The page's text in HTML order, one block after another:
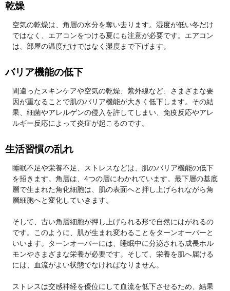
乾燥
空気の乾燥は、角層の水分を奪い去ります。湿度が低い冬だけ
ではなく、エアコンをつける夏にも注意が必要です。エアコン
は、部屋の温度だけではなく湿度まで下げます。
バリア機能の低下
間違ったスキンケアや空気の乾燥、紫外線など、さまざまな要
因が重なることで肌のバリア機能が大きく低下します。その結
果、細菌やアレルゲンの侵入を許してしまい、免疫反応やアレ
ルギー反応によって炎症が起こるのです。
生活習慣の乱れ
睡眠不足や栄養不足、ストレスなどは、肌のバリア機能の低下
を招きます。角層は、4つの層にわかれています。最下層の基底
層で生まれた角化細胞は、肌の表面へと押し上げられながら角
層細胞へと変化していきます。
そして、古い角層細胞が押し上げられる形で自然にはがれるの
です。このように、肌が生まれ変わることをターンオーバーと
いいます。ターンオーバーには、睡眠中に分泌される成長ホル
モンやさまざまな栄養が必要です。そして、栄養を肌へ届ける
には、血流がよい状態でなければなりません。
ストレスは交感神経を優位にして血流を低下させるため、結果